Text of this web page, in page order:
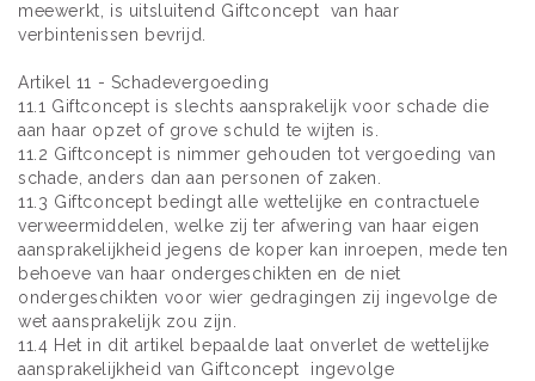
meewerkt, is uitsluitend Giftconcept van haar
verbintenissen bevrijd.
Artikel 11 - Schadevergoeding
11.1 Giftconcept is slechts aansprakelijk voor schade die
aan haar opzet of grove schuld te wijten is.
11.2 Giftconcept is nimmer gehouden tot vergoeding van
schade, anders dan aan personen of zaken.
11.3 Giftconcept bedingt alle wettelijke en contractuele
verweermiddelen, welke zij ter afwering van haar eigen
aansprakelijkheid jegens de koper kan inroepen, mede ten
behoeve van haar ondergeschikten en de niet
ondergeschikten voor wier gedragingen zij ingevolge de
wet aansprakelijk zou zijn.
11.4 Het in dit artikel bepaalde laat onverlet de wettelijke
aansprakelijkheid van Giftconcept ingevolge